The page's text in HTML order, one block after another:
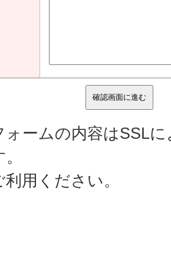
ォームの内容はSSL
用ください。